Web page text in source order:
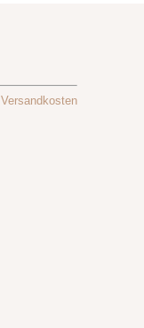
Versandkosten